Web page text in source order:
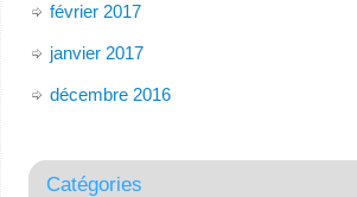
février 2017
janvier 2017
décembre 2016
Catégories